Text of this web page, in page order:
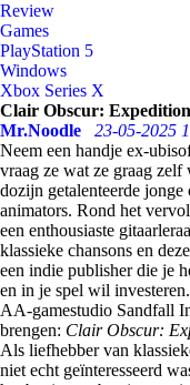
Review
Games
PlayStation 5
Windows
Xbox Series X
Clair Obscur:
Mr.Noodle
23-05-2025
Neem een handje ex-
vraag ze wat ze graag
dozijn getalenteerde
animators. Rond het
een enthousiaste
klassieke chansons en
een indie publisher die je
en in je spel wil
AA-gamestudio Sandfall
brengen: Clair Obscur:
Als liefhebber van
niet echt geïnteresseerd